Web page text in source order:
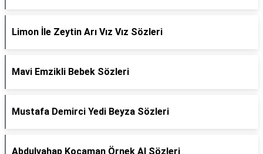
Limon İle Zeytin Arı Vız Vız Sözleri
Mavi Emzikli Bebek Sözleri
Mustafa Demirci Yedi Beyza Sözleri
Abdulvahap Kocaman Örnek Al Sözleri